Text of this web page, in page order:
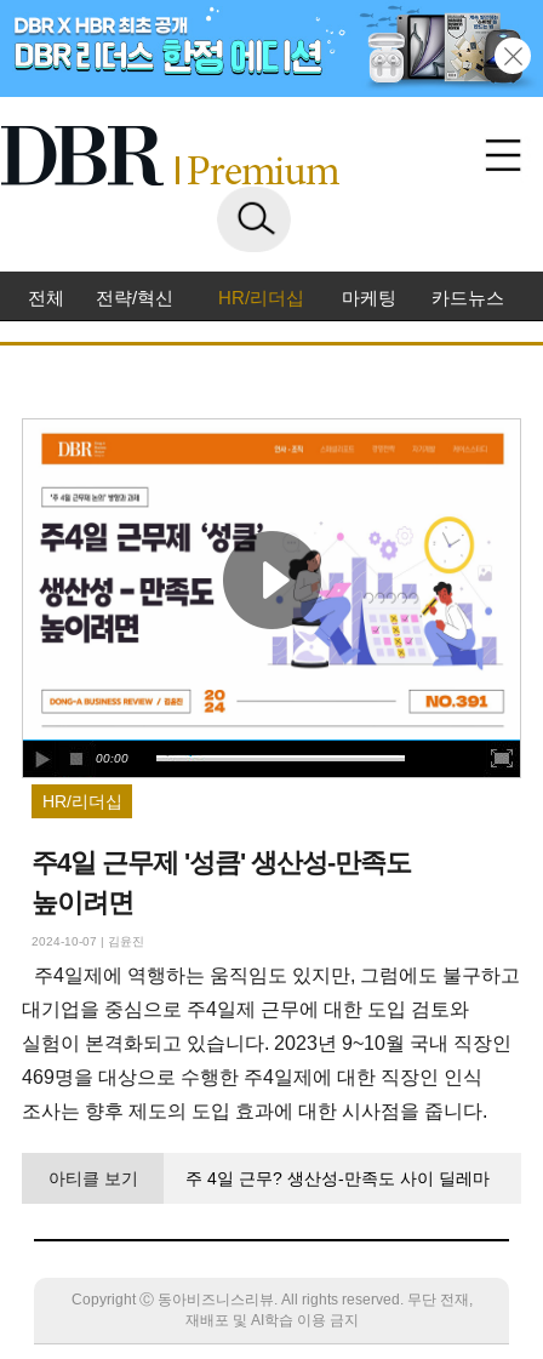
전체 전략/혁신 HR/리더십 마케팅 카드뉴스
00:00
HR/리더십
주4일 근무제 '성큼' 생산성-만족도
높이려면
2024-10-07 | 김윤진
주4일제에 역행하는 움직임도 있지만, 그럼에도 불구하고
대기업을 중심으로 주4일제 근무에 대한 도입 검토와
실험이 본격화되고 있습니다. 2023년 9~10월 국내 직장인
469명을 대상으로 수행한 주4일제에 대한 직장인 인식
조사는 향후 제도의 도입 효과에 대한 시사점을 줍니다.
아티클 보기 주 4일 근무? 생산성-만족도 사이 딜레마
Copyright Ⓒ 동아비즈니스리뷰. All rights reserved. 무단 전재,
재배포 및 AI학습 이용 금지